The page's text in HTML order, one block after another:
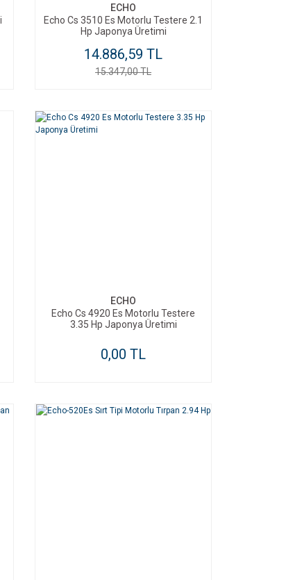
ECHO
Echo Cs 3510 Es Motorlu Testere 2.1
Hp Japonya Üretimi
14.886,59 TL
15.347,00 TL
ECHO
Echo Cs 4920 Es Motorlu Testere
3.35 Hp Japonya Üretimi
0,00 TL